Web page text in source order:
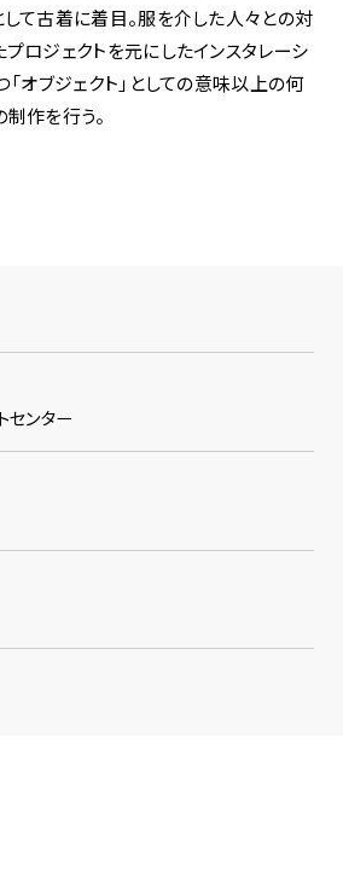
て古着に着目。服を介した人々との対
ロジェクトを元にしたインスタレーシ
「オブジェクト」としての意味以上の何
作を行う。
センター